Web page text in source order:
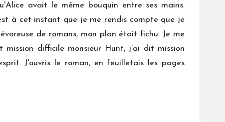
avait le même bouquin entre ses mains.
à cet instant que je me rendis compte que je
de romans, mon plan était fichu. Je me
difficile monsieur Hunt, j’ai dit mission
J'ouvris le roman, en feuilletais les pages